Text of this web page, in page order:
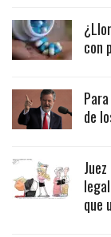
con
de
que